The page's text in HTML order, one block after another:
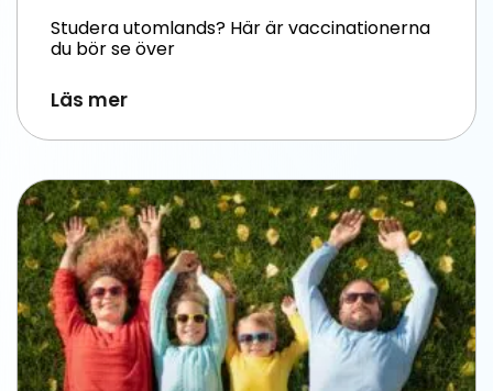
Studera utomlands? Här är vaccinationerna
du bör se över
Läs mer